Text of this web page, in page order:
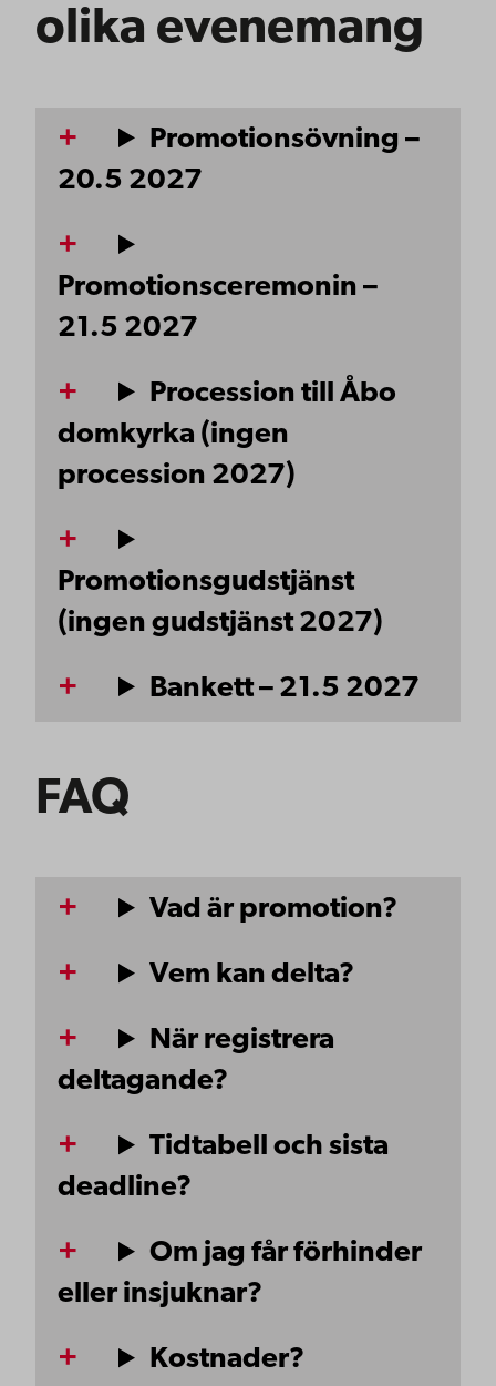
olika evenemang
Promotionsövning –
20.5 2027
Promotionsceremonin –
21.5 2027
Procession till Åbo
domkyrka (ingen
procession 2027)
Promotionsgudstjänst
(ingen gudstjänst 2027)
Bankett – 21.5 2027
FAQ
Vad är promotion?
Vem kan delta?
När registrera
deltagande?
Tidtabell och sista
deadline?
Om jag får förhinder
eller insjuknar?
Kostnader?